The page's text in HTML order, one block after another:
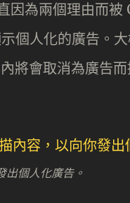
因為兩個理由而
個人化的廣告。
將會取消為廣告
個人化廣告。